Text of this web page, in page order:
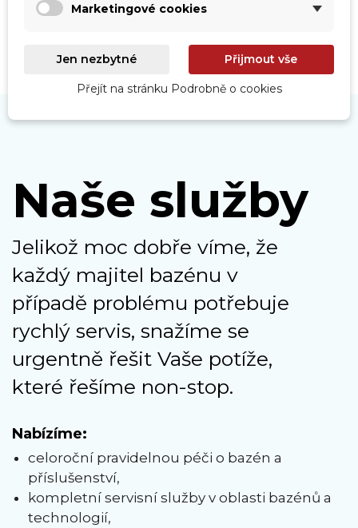
Naše služby
Jelikož moc dobře víme, že
každý majitel bazénu v
případě problému potřebuje
rychlý servis, snažíme se
urgentně řešit Vaše potíže,
které řešíme non-stop.
Nabízíme:
celoroční pravidelnou péči o bazén a
příslušenství,
kompletní servisní služby v oblasti bazénů a
technologií,
Marketingové cookies
Jen nezbytné Přijmout vše
Přejít na stránku Podrobně o cookies